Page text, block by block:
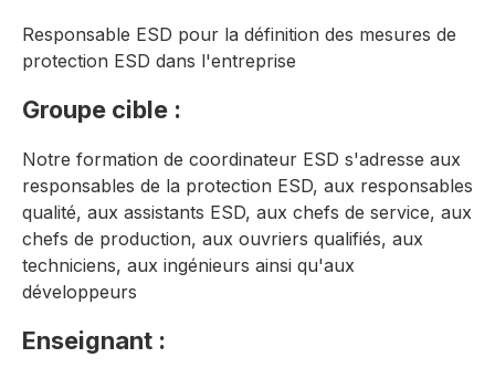
Responsable ESD pour la définition des mesures de
protection ESD dans l'entreprise
Groupe cible :
Notre formation de coordinateur ESD s'adresse aux
responsables de la protection ESD, aux responsables
qualité, aux assistants ESD, aux chefs de service, aux
chefs de production, aux ouvriers qualifiés, aux
techniciens, aux ingénieurs ainsi qu'aux
développeurs
Enseignant :